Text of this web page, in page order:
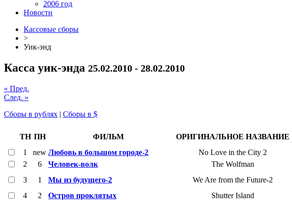
2006 год
Новости
Кассовые сборы
>
Уик-энд
Касса уик-энда 25.02.2010 - 28.02.2010
« Пред.
След. »
Сборы в рублях | Сборы в $
ТН ПН ФИЛЬМ ОРИГИНАЛЬНОЕ НАЗВАНИЕ
1
new Любовь в большом городе-2 No Love in the City 2
2
6 Человек-волк The Wolfman
3
1 Мы из будущего-2 We Are from the Future-2
4
2 Остров проклятых Shutter Island